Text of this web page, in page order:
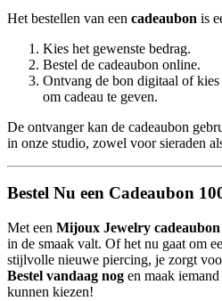
Het bestellen van een cadeaubon is
Kies het gewenste bedrag.
Bestel de cadeaubon online.
Ontvang de bon digitaal of
om cadeau te geven.
De ontvanger kan de cadeaubon
in onze studio, zowel voor sieraden
Bestel Nu een Cadeaubon
Met een Mijoux Jewelry cadeaubon
in de smaak valt. Of het nu gaat om
stijlvolle nieuwe piercing, je zorgt
Bestel vandaag nog en maak
kunnen kiezen!